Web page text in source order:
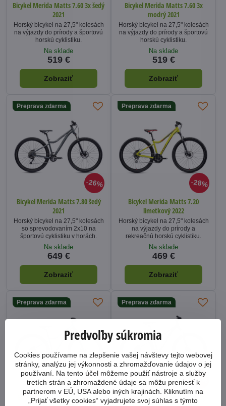
Bicykel Merida Matts 7.60 3x šedý
2021
Horský bicykel na 27,5" kolesách
na výjazdy do prírody a športovú
horskú cyklistiku.
Na sklade
519 €
Zobraziť
Bicykel Merida Matts 7.60 3x
modrý 2021
Horský bicykel na 27,5" kolesách
na výjazdy do prírody a športovú
horskú cyklistiku.
Na sklade
519 €
Zobraziť
26%
Preprava zdarma
Bicykel Merida Matts 7.80 šedý
2021
Horský bicykel na 27,5" kolesách
so sprevodovaním 2x10 na
športovú cyklistiku v horách.
Na sklade
649 €
Zobraziť
28%
Preprava zdarma
Bicykel Merida Matts 7.20
limetkový 2022
Horský bicykel na 27,5" kolesách
na výjazdy do prírody a
rekreačnú horskú cyklistiku.
Na sklade
469 €
Zobraziť
25%
Preprava zdarma
Bicykel Merida Matts 7.30 teal
30%
Preprava zdarma
Bicykel Merida Matts 7.30 šedý
Predvoľby súkromia
Cookies používame na zlepšenie vašej návštevy tejto webovej
stránky, analýzu jej výkonnosti a zhromažďovanie údajov o jej
používaní. Na tento účel môžeme použiť nástroje a služby
tretích strán a zhromaždené údaje sa môžu preniesť k
partnerom v EÚ, USA alebo iných krajinách. Kliknutím na
„Prijať všetky cookies“ vyjadrujete svoj súhlas s týmto